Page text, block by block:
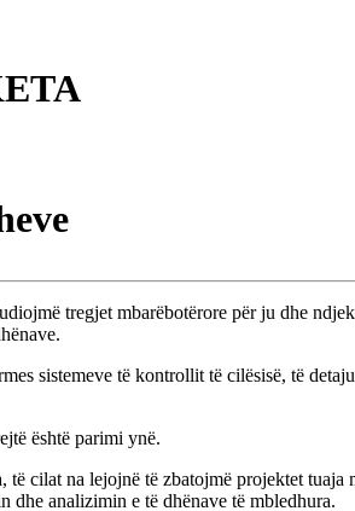
tregjet mbarëbotërore për ju dhe
sistemeve të kontrollit të cilësisë, të
është parimi ynë.
cilat na lejojnë të zbatojmë projektet
dhe analizimin e të dhënave të mbledhura.